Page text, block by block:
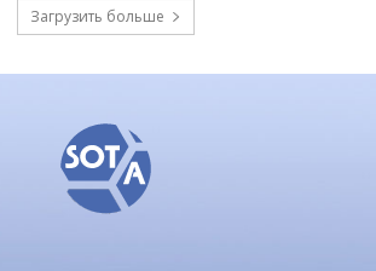
Загрузить больше